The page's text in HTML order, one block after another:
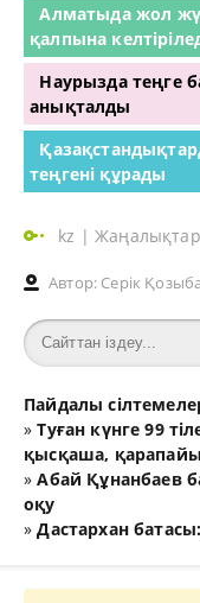
Алматыда жол
қалпына
Наурызда теңге
анықталды
теңгені құрады
kz |Жаңалықтар
Автор: Серік
Пайдалы
»Туған күнге 99
қысқаша,
»Абай Құнанбаев
оқу
»Дастархан